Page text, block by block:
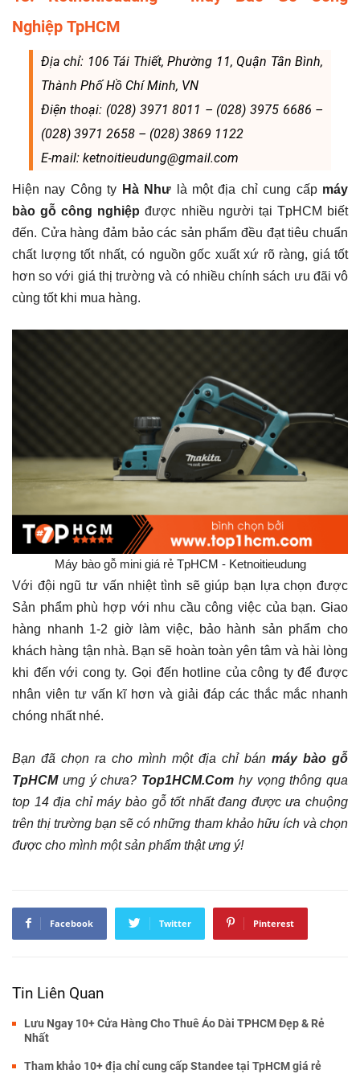
Nghiệp TpHCM
Địa chỉ: 106 Tái Thiết, Phường 11, Quận Tân Bình,
Thành Phố Hồ Chí Minh, VN
Điện thoại: (028) 3971 8011 – (028) 3975 6686 –
(028) 3971 2658 – (028) 3869 1122
E-mail: ketnoitieudung@gmail.com
Hiện nay Công ty Hà Như là một địa chỉ cung cấp máy
bào gỗ công nghiệp được nhiều người tại TpHCM biết
đến. Cửa hàng đảm bảo các sản phẩm đều đạt tiêu chuẩn
chất lượng tốt nhất, có nguồn gốc xuất xứ rõ ràng, giá tốt
hơn so với giá thị trường và có nhiều chính sách ưu đãi vô
cùng tốt khi mua hàng.
Máy bào gỗ mini giá rẻ TpHCM - Ketnoitieudung
Với đội ngũ tư vấn nhiệt tình sẽ giúp bạn lựa chọn được
Sản phẩm phù hợp với nhu cầu công việc của bạn. Giao
hàng nhanh 1-2 giờ làm việc, bảo hành sản phẩm cho
khách hàng tận nhà. Bạn sẽ hoàn toàn yên tâm và hài lòng
khi đến với cong ty. Gọi đến hotline của công ty để được
nhân viên tư vấn kĩ hơn và giải đáp các thắc mắc nhanh
chóng nhất nhé.
Bạn đã chọn ra cho mình một địa chỉ bán máy bào gỗ
TpHCM ưng ý chưa? Top1HCM.Com hy vọng thông qua
top 14 địa chỉ máy bào gỗ tốt nhất đang được ưa chuộng
trên thị trường bạn sẽ có những tham khảo hữu ích và chọn
được cho mình một sản phẩm thật ưng ý!
Facebook Twitter Pinterest
Tin Liên Quan
Lưu Ngay 10+ Cửa Hàng Cho Thuê Áo Dài TPHCM Đẹp & Rẻ
Nhất
Tham khảo 10+ địa chỉ cung cấp Standee tại TpHCM giá rẻ